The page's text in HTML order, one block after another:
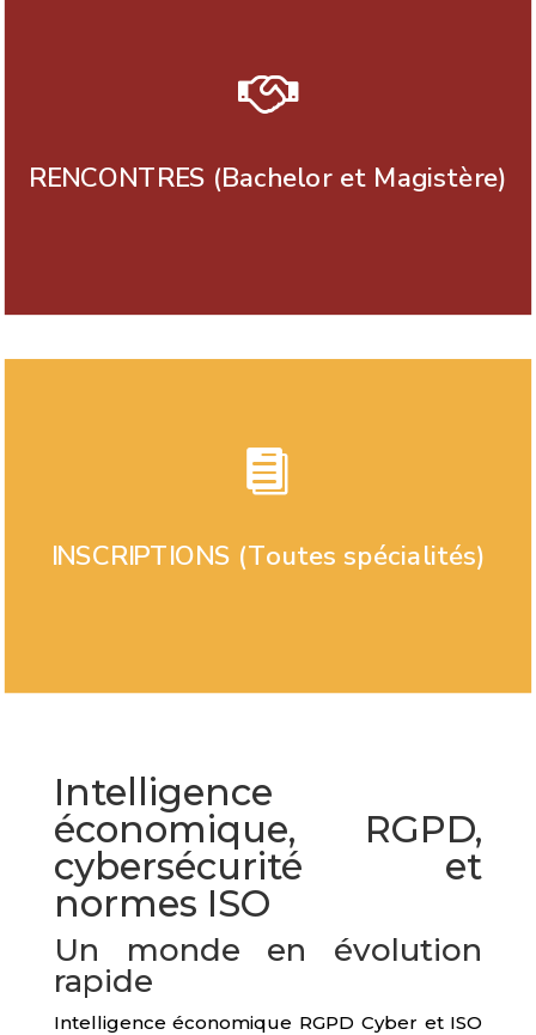

RENCONTRES (Bachelor et Magistère)

INSCRIPTIONS (Toutes spécialités)
Intelligence
économique, RGPD,
cybersécurité et
normes ISO
Un monde en évolution
rapide
Intelligence économique RGPD Cyber et ISO